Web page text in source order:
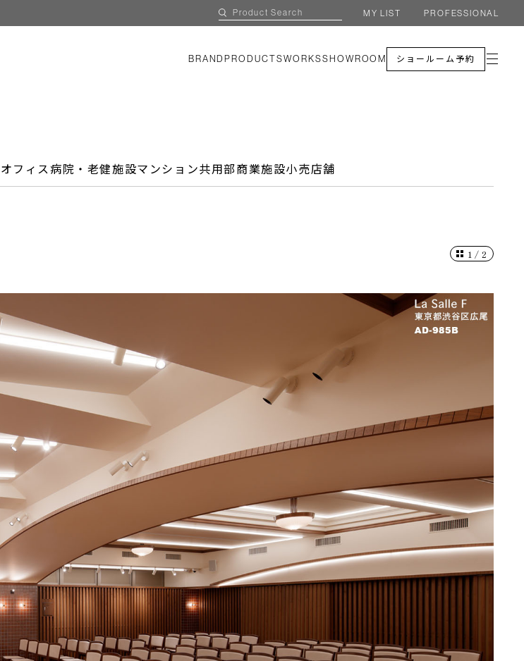
MY LIST PROFESSIONAL
BRAND PRODUCTSWORKSSHOWROOM ショールーム予約
オフィス 病院・老健施設マンション共用部商業施設小売店舗
1 /2